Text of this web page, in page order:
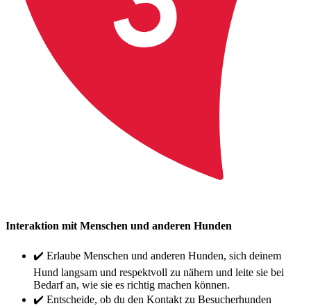
Interaktion mit Menschen und anderen Hunden
✔️ Erlaube Menschen und anderen Hunden, sich deinem
Hund langsam und respektvoll zu nähern und leite sie bei
Bedarf an, wie sie es richtig machen können.
✔️ Entscheide, ob du den Kontakt zu Besucherhunden